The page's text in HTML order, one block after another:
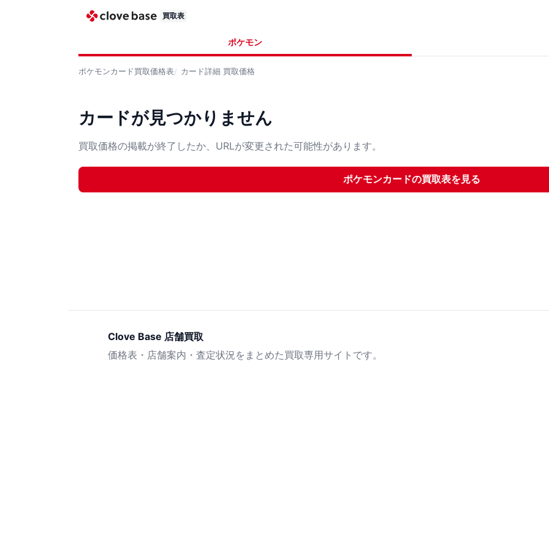
買取表
ポケモン
ポケモンカード買取価格表 カード詳細 買取価格
カードが見つかりません
買取価格の掲載が終了したか、URLが変更された可能性があります。
ポケモンカードの買取表を見る
Clove Base 店舗買取
価格表・店舗案内・査定状況をまとめた買取専用サイトです。